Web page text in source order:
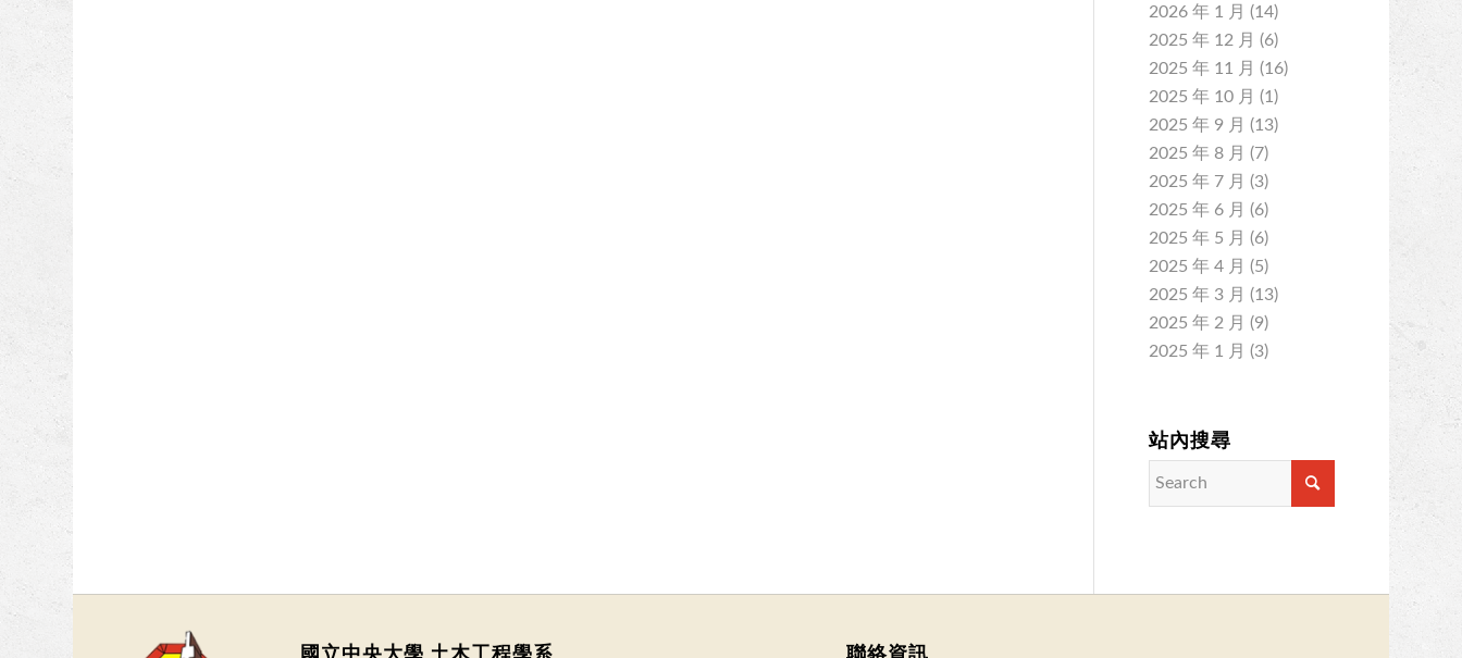
2026 年 1 月 (14)
2025 年 12 月 (6)
2025 年 11 月 (16)
2025 年 10 月 (1)
2025 年 9 月 (13)
2025 年 8 月 (7)
2025 年 7 月 (3)
2025 年 6 月 (6)
2025 年 5 月 (6)
2025 年 4 月 (5)
2025 年 3 月 (13)
2025 年 2 月 (9)
2025 年 1 月 (3)
站內搜尋
國立中央大學 土木工程學系 聯絡資訊